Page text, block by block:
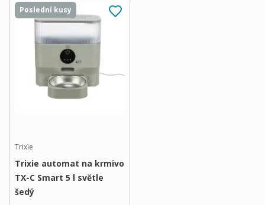
Poslední kusy
Trixie
Trixie automat na krmivo
TX-C Smart 5 l světle
šedý